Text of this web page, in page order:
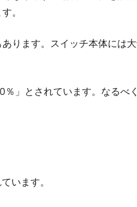
。
ります。スイッチ本体には
とされています。なるべ
います。